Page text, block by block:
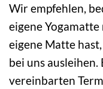
Wir empfehlen,
eigene
eigene Matte
bei uns
vereinbarten